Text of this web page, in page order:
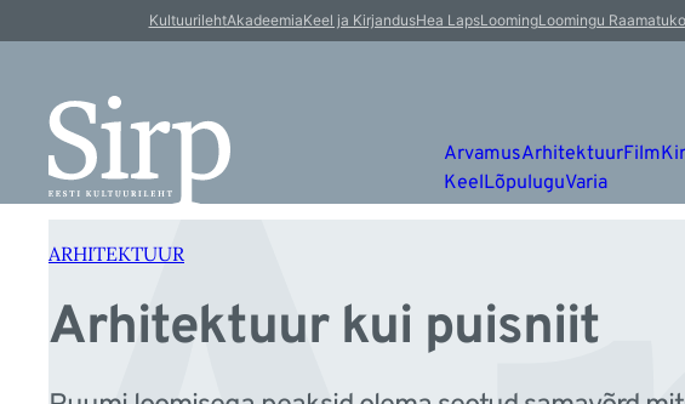
sisu
KultuurilehtAkadeemiaKeel ja KirjandusHea LapsLoomingLoomingu
ArvamusArhitektuurFilm
KeelLõpuluguVaria
ARHITEKTUUR
Arhitektuur kui puisniit